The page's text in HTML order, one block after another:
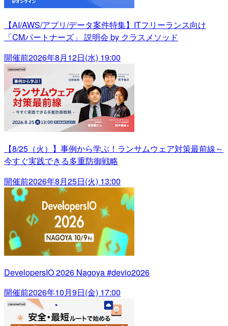
【AI/AWS/アプリ/データ案件特集】ITフリーランス向け
「CMパートナーズ」 説明会 by クラスメソッド
開催前2026年8月12日(水) 19:00
【8/25（火）】事例から学ぶ！ランサムウェア対策最前線～
今すぐ実践できる多重防御戦略
開催前2026年8月25日(火) 13:00
DevelopersIO 2026 Nagoya #devio2026
開催前2026年10月9日(金) 17:00